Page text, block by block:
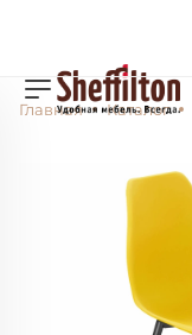
Главная Каталог